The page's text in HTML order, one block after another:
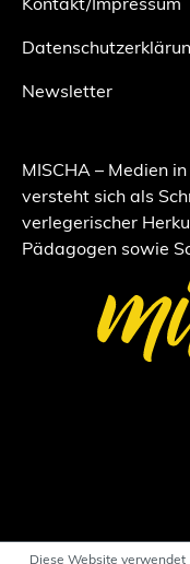
Kontakt/Impressum
Newsletter
MISCHA – Medien
versteht sich als
verlegerischer
Pädagogen sowie
Diese Website verwendet